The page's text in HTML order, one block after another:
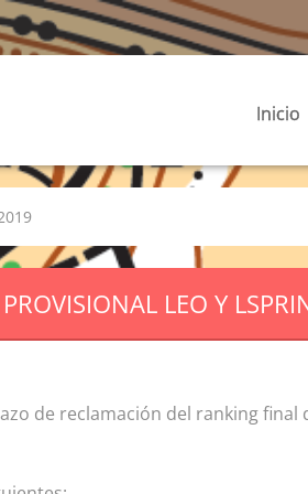
Inicio
LEO Y
de reclamación del ranking final